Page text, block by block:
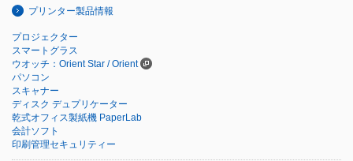
プリンター製品情報
プロジェクター
スマートグラス
ウオッチ：Orient Star / Orient
パソコン
スキャナー
ディスク デュプリケーター
乾式オフィス製紙機 PaperLab
会計ソフト
印刷管理セキュリティー